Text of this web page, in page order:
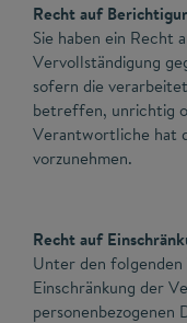
Recht auf
Sie haben ein Recht
Vervollständigung
sofern die
betreffen, unrichtig
Verantwortliche hat
vorzunehmen.
Recht auf
Unter den folgenden
Einschränkung der
personenbezogenen